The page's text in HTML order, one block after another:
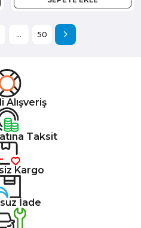
... 50
Alışveriş
Taksit
Kargo
İade